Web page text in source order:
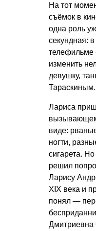
На тот
съёмок в
одна роль
секундная:
телефильме
изменить
девушку,
Тараскиным.
Лариса
виде:
ногти,
сигарета.
решил
Ларису
XIX века и
понял —
Дмитриевна